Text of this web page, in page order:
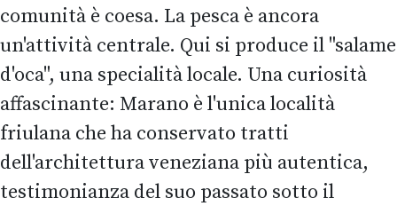
comunità è coesa. La pesca è ancora
un'attività centrale. Qui si produce il "salame
d'oca", una specialità locale. Una curiosità
affascinante: Marano è l'unica località
friulana che ha conservato tratti
dell'architettura veneziana più autentica,
testimonianza del suo passato sotto il